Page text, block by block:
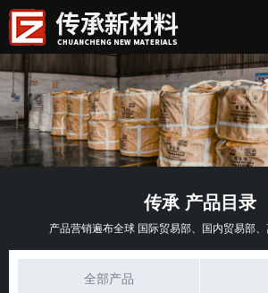
传承 产品目录
产品营销遍布全球 国际贸易部、国内贸易部
全部产品